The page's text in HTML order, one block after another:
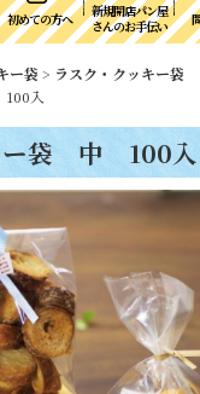
初めての方へ
新規開店パン屋
さんのお手伝い
ー袋 > ラスク・クッキー袋
入
ー袋 中 100入